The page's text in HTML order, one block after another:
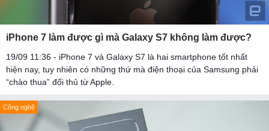
iPhone 7 làm được gì mà Galaxy S7 không làm được?
19/09 11:36 - iPhone 7 và Galaxy S7 là hai smartphone tốt nhất
hiện nay, tuy nhiên có những thứ mà điện thoại của Samsung phải
“chào thua” đối thủ từ Apple.
Công nghệ